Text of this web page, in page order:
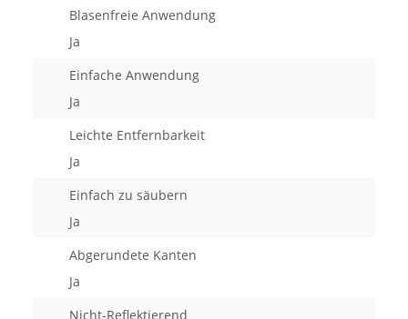
Blasenfreie Anwendung
Ja
Einfache Anwendung
Ja
Leichte Entfernbarkeit
Ja
Einfach zu säubern
Ja
Abgerundete Kanten
Ja
Nicht-Reflektierend